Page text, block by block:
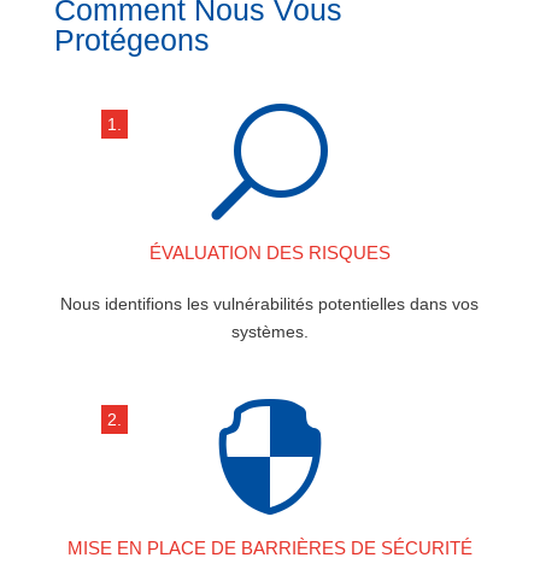
Comment Nous Vous
Protégeons
U
1.
ÉVALUATION DES RISQUES
Nous identifions les vulnérabilités potentielles dans vos
systèmes.

2.
MISE EN PLACE DE BARRIÈRES DE SÉCURITÉ